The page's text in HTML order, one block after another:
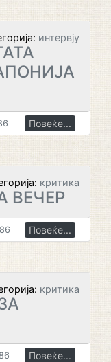
интервју
Повеќе...
критика
ВЕЧЕР
Повеќе...
критика
Повеќе...